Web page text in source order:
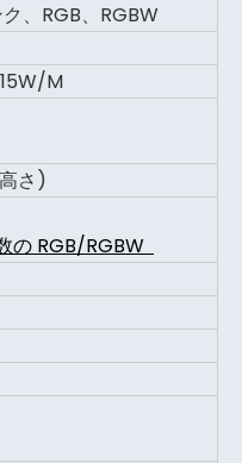
、RGB、RGBW
M
さ)
の RGB/RGBW